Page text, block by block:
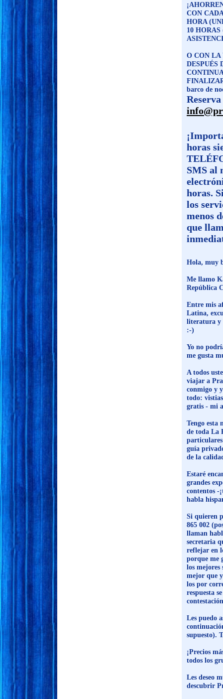
CON
HORA
10
O CON LA
DESPUÉS
barco de
horas
SMS al
horas.
los
menos
que
Hola, muy
Me llamo
República
Entre mis
Latina,
literatura y
:-)
Yo no
me gusta
A todos
viajar a
conmigo y
todo:
gratis - mi
Tengo esta
de toda La
guía
de la
Estaré
grandes
contentos -
habla
Si quieren
865 002
llaman
secretaria
reflejar en
porque me
los
mejor que
los por
respuesta
Les puedo
supuesto).
¡Precios
todos los
Les deseo
descubrir